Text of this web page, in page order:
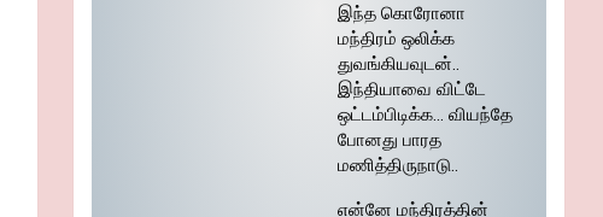
இந்த கொரோனா
மந்திரம் ஒலிக்க
துவங்கியவுடன்..
இந்தியாவை விட்டே
ஒட்டம்பிடிக்க… வியந்தே
போனது பாரத
மணித்திருநாடு..
என்னே மந்திரத்தின்